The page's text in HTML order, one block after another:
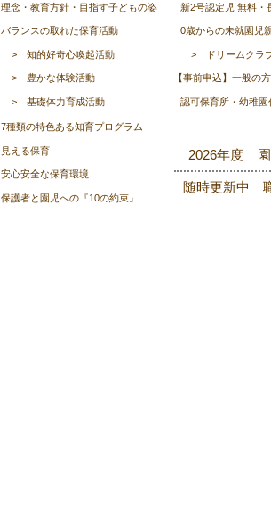
理念・教育方針・目指す子どもの姿
バランスの取れた保育活動
7種類の特色ある知育プログラム
新2号認定児 無料・
0歳からの未就園児
認可保育所・幼稚
> 知的好奇心喚起活動
> 豊かな体験活動
> 基礎体力育成活動
> ドリームクラ
2026年度 園
随時更新中
【事前申込】一般の
見える保育
安心安全な保育環境
保護者と園児への『10の約束』